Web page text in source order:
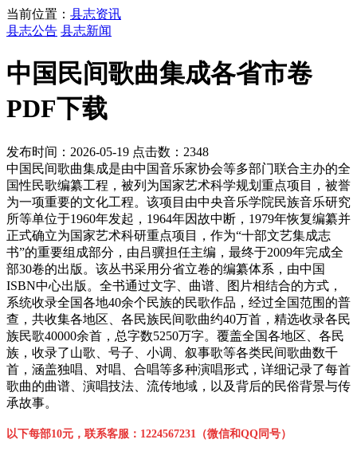
当前位置： 县志资讯
县志公告 县志新闻
中国民间歌曲集成各省市卷
PDF下载
发布时间：2026-05-19 点击数：2348
中国民间歌曲集成是由中国音乐家协会等多部门联合主办的全
国性民歌编纂工程，被列为国家艺术科学规划重点项目，被誉
为一项重要的文化工程。该项目由中央音乐学院民族音乐研究
所等单位于1960年发起，1964年因故中断，1979年恢复编纂并
正式确立为国家艺术科研重点项目，作为“十部文艺集成志
书”的重要组成部分，由吕骥担任主编，最终于2009年完成全
部30卷的出版。该丛书采用分省立卷的编纂体系，由中国
ISBN中心出版。全书通过文字、曲谱、图片相结合的方式，
系统收录全国各地40余个民族的民歌作品，经过全国范围的普
查，共收集各地区、各民族民间歌曲约40万首，精选收录各民
族民歌40000余首，总字数5250万字。覆盖全国各地区、各民
族，收录了山歌、号子、小调、叙事歌等各类民间歌曲数千
首，涵盖独唱、对唱、合唱等多种演唱形式，详细记录了每首
歌曲的曲谱、演唱技法、流传地域，以及背后的民俗背景与传
承故事。
以下每部10元，联系客服：1224567231（微信和QQ同号）